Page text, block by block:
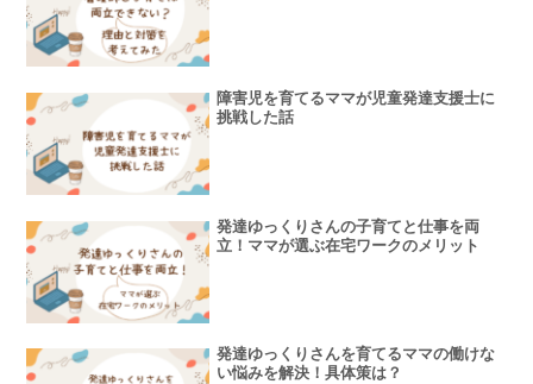
障害児を育てるママが児童発達支援士に
挑戦した話
発達ゆっくりさんの子育てと仕事を両
立！ママが選ぶ在宅ワークのメリット
発達ゆっくりさんを育てるママの働けな
い悩みを解決！具体策は？